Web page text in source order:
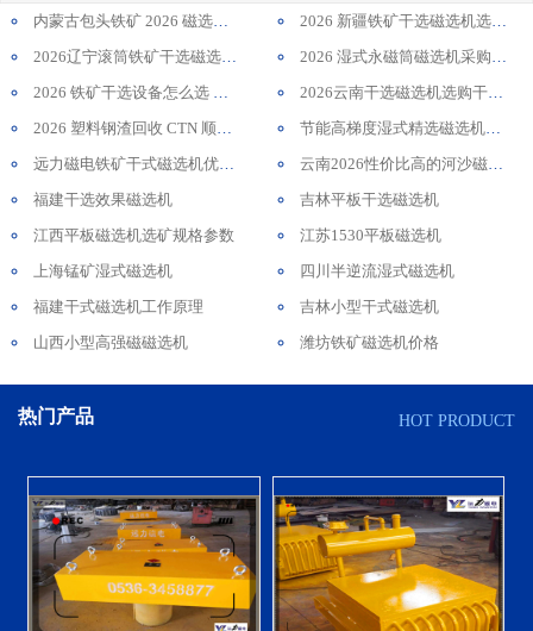
内蒙古包头铁矿 2026 磁选机采购认准哪些指标？远力磁电实操方法现场案例剖析
2026 新疆铁矿干选磁选机选购：口碑供应商远力磁电案例
2026辽宁滚筒铁矿干选磁选机设备哪家质量稳？远力磁电深度解析
2026 湿式永磁筒磁选机采购指南 高耐磨供应商 内蒙磁铁矿上万套落地案例
2026 铁矿干选设备怎么选 远力磁电干式磁选机多行业客户使用案例解析
2026云南干选磁选机选购干货，本地源头厂剖析设备定价逻辑
2026 塑料钢渣回收 CTN 顺流磁选机选型指南 深耕行业口碑好专业磁选设备厂
节能高梯度湿式精选磁选机采购指南 选矿适配型生产企业远力磁电全维度讲解
远力磁电铁矿干式磁选机优质品牌解析_2026 厂家选型参考指南
云南2026性价比高的河沙磁选机生产厂家工作原理(通俗 + 专业双版，适配产品文案/介绍使用)
福建干选效果磁选机
吉林平板干选磁选机
江西平板磁选机选矿规格参数
江苏1530平板磁选机
上海锰矿湿式磁选机
四川半逆流湿式磁选机
福建干式磁选机工作原理
吉林小型干式磁选机
山西小型高强磁磁选机
潍坊铁矿磁选机价格
热门产品 HOT PRODUCT